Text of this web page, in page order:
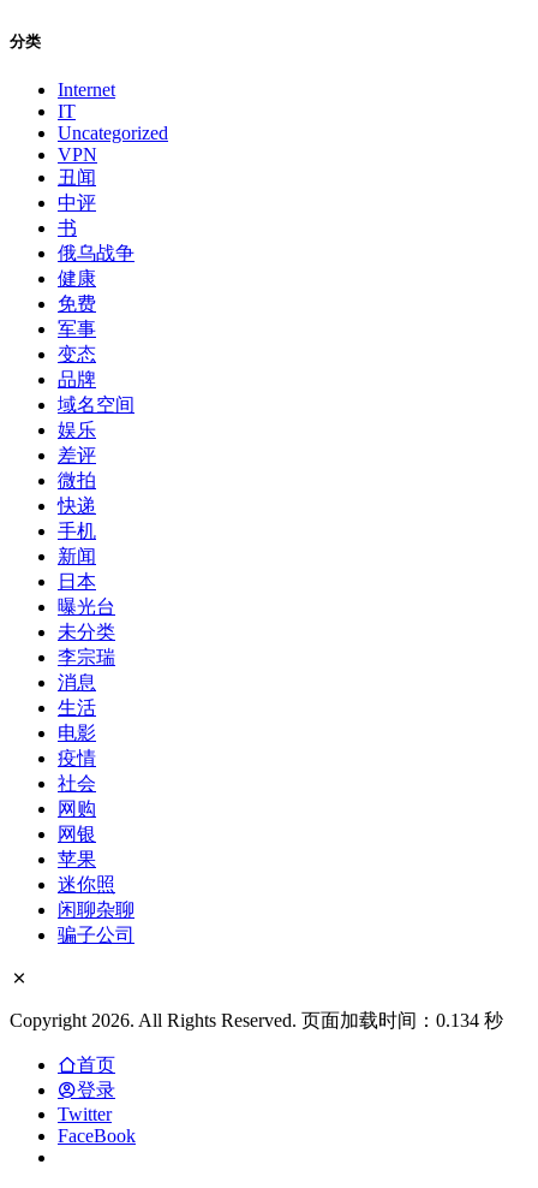
分类
Internet
IT
Uncategorized
VPN
丑闻
中评
书
俄乌战争
健康
免费
军事
变态
品牌
域名空间
娱乐
差评
微拍
快递
手机
新闻
日本
曝光台
未分类
李宗瑞
消息
生活
电影
疫情
社会
网购
网银
苹果
迷你照
闲聊杂聊
骗子公司
Copyright 2026. All Rights Reserved. 页面加载时间：0.134 秒
首页
登录
Twitter
FaceBook